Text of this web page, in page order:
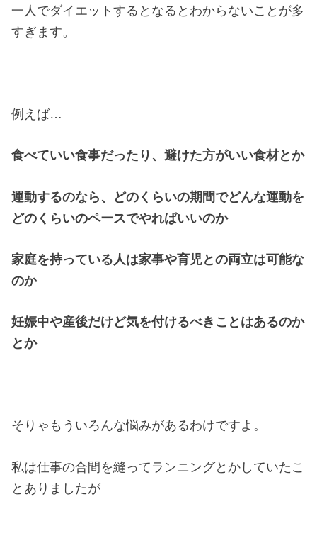
一人でダイエットするとなるとわからないことが多
すぎます。
例えば…
食べていい食事だったり、避けた方がいい食材とか
運動するのなら、どのくらいの期間でどんな運動を
どのくらいのペースでやればいいのか
家庭を持っている人は家事や育児との両立は可能な
のか
妊娠中や産後だけど気を付けるべきことはあるのか
とか
そりゃもういろんな悩みがあるわけですよ。
私は仕事の合間を縫ってランニングとかしていたこ
とありましたが